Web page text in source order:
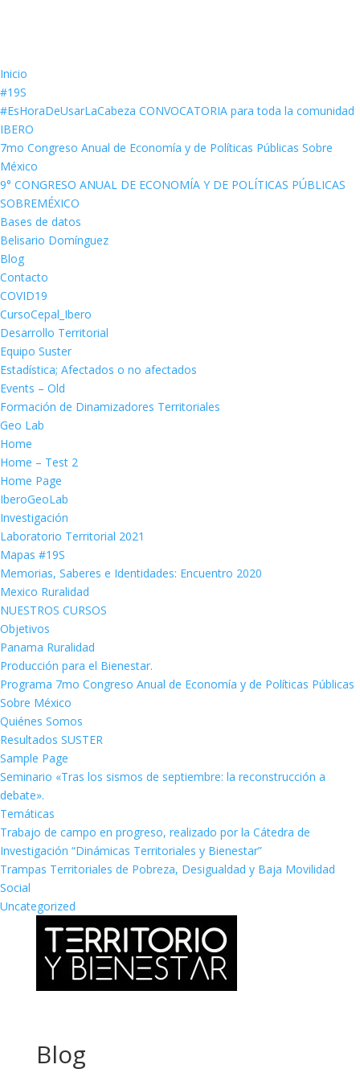
Inicio
#19S
#EsHoraDeUsarLaCabeza CONVOCATORIA para toda la comunidad
IBERO
7mo Congreso Anual de Economía y de Políticas Públicas Sobre
México
9° CONGRESO ANUAL DE ECONOMÍA Y DE POLÍTICAS PÚBLICAS
SOBREMÉXICO
Bases de datos
Belisario Domínguez
Blog
Contacto
COVID19
CursoCepal_Ibero
Desarrollo Territorial
Equipo Suster
Estadística; Afectados o no afectados
Events – Old
Formación de Dinamizadores Territoriales
Geo Lab
Home
Home – Test 2
Home Page
IberoGeoLab
Investigación
Laboratorio Territorial 2021
Mapas #19S
Memorias, Saberes e Identidades: Encuentro 2020
Mexico Ruralidad
NUESTROS CURSOS
Objetivos
Panama Ruralidad
Producción para el Bienestar.
Programa 7mo Congreso Anual de Economía y de Políticas Públicas
Sobre México
Quiénes Somos
Resultados SUSTER
Sample Page
Seminario «Tras los sismos de septiembre: la reconstrucción a
debate».
Temáticas
Trabajo de campo en progreso, realizado por la Cátedra de
Investigación “Dinámicas Territoriales y Bienestar”
Trampas Territoriales de Pobreza, Desigualdad y Baja Movilidad
Social
Uncategorized
Blog